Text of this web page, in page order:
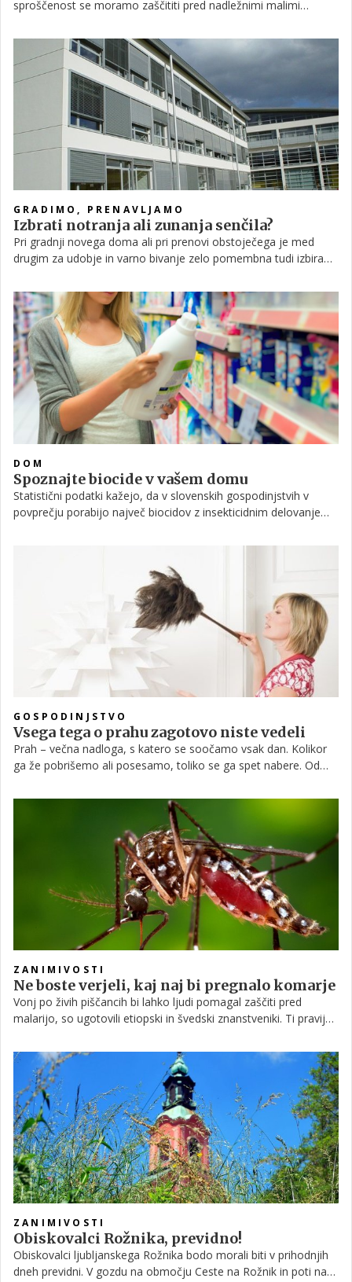
sproščenost se moramo zaščititi pred nadležnimi malimi
GRADIMO, PRENAVLJAMO
Izbrati notranja ali zunanja senčila?
Pri gradnji novega doma ali pri prenovi obstoječega je med
drugim za udobje in varno bivanje zelo pomembna tudi izbira
dekorativni element ter zaščita pred soncem, ampak lahko
bistveno pripomorejo tudi k večji energetski učinkovitosti. A
katera senčila izbrati? Notranja ali zunanja? Žaluzije ali rolete?
Se odločiti za katero od inovacij?
DOM
Spoznajte biocide v vašem domu
Statistični podatki kažejo, da v slovenskih gospodinjstvih v
povprečju porabijo največ biocidov z insekticidnim delovanjem
podrobneje predstavili sestavo nekaterih biocidnih proizvodov,
GOSPODINJSTVO
Vsega tega o prahu zagotovo niste vedeli
Prah – večna nadloga, s katero se soočamo vsak dan. Kolikor
ga že pobrišemo ali posesamo, toliko se ga spet nabere. Od
ZANIMIVOSTI
Ne boste verjeli, kaj naj bi pregnalo komarje
Vonj po živih piščancih bi lahko ljudi pomagal zaščiti pred
malarijo, so ugotovili etiopski in švedski znanstveniki. Ti pravijo,
piščancem in drugim pticam.
ZANIMIVOSTI
Obiskovalci Rožnika, previdno!
Obiskovalci ljubljanskega Rožnika bodo morali biti v prihodnjih
dneh previdni. V gozdu na območju Ceste na Rožnik in poti na